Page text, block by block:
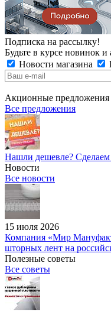
Подписка на рассылку!
Будьте в курсе новинок и
Новости магазина
Акционные предложения
Все предложения
Нашли дешевле? Сделаем
Новости
Все новости
15 июля 2026
Компания «Мир
шторных лент на
Полезные советы
Все советы